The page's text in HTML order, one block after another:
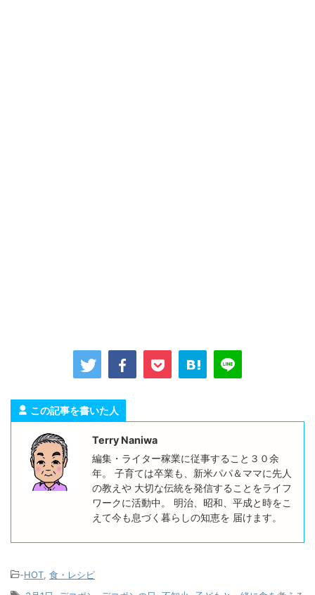
この記事を書いた人
Terry Naniwa
編集・ライター稼業に従事すること３０余
年。 子育ては卒業も、新米パパ＆ママに先人
の教えや 大切な伝統を発信することをライフ
ワークに活動中。 明治、昭和、平成と時をこ
えて今も息づく暮らしの知恵を 届けます。
-HOT 食・レシピ